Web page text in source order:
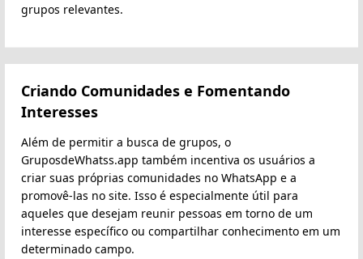
grupos relevantes.
Criando Comunidades e Fomentando
Interesses
Além de permitir a busca de grupos, o
GruposdeWhatss.app também incentiva os usuários a
criar suas próprias comunidades no WhatsApp e a
promovê-las no site. Isso é especialmente útil para
aqueles que desejam reunir pessoas em torno de um
interesse específico ou compartilhar conhecimento em um
determinado campo.